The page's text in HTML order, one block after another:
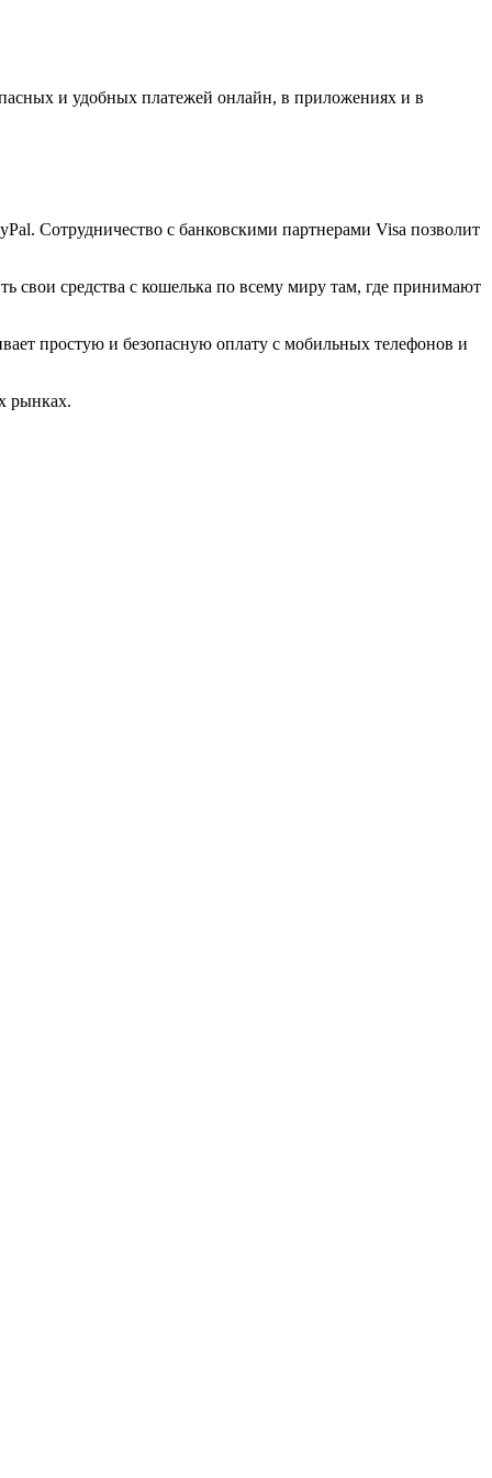
и удобных платежей онлайн, в приложениях и в
Сотрудничество с банковскими партнерами Visa позволит
свои средства с кошелька по всему миру там, где принимают
простую и безопасную оплату с мобильных телефонов и
рынках.